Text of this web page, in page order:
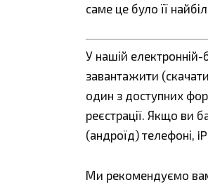
саме це було її
У нашій електронній-
завантажити
один з доступних
реєстрації. Якщо ви
(андроїд) телефоні,
Ми рекомендуємо